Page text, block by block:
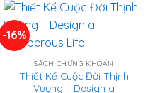
-16%
SÁCH CHỨNG KHOÁN
Thiết Kế Cuộc Đời Thịnh
Vượng – Design a